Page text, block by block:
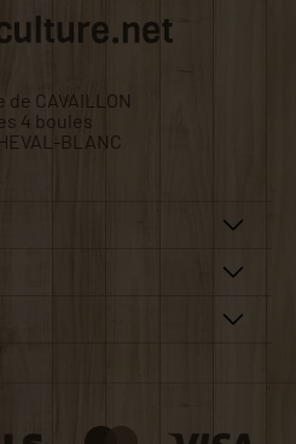
de CAVAILLON
4 boules
BLANC